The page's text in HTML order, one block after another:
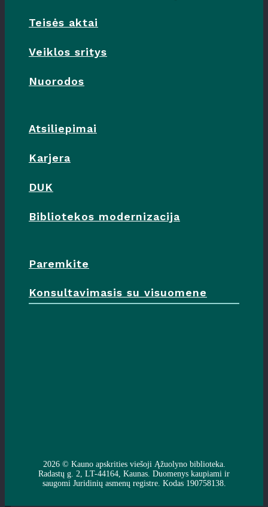
Teisės aktai
Veiklos sritys
Nuorodos
Atsiliepimai
Karjera
DUK
Bibliotekos modernizacija
Paremkite
Konsultavimasis su visuomene
2026 © Kauno apskrities viešoji Ąžuolyno biblioteka.
Radastų g. 2, LT-44164, Kaunas. Duomenys kaupiami ir
saugomi Juridinių asmenų registre. Kodas 190758138.